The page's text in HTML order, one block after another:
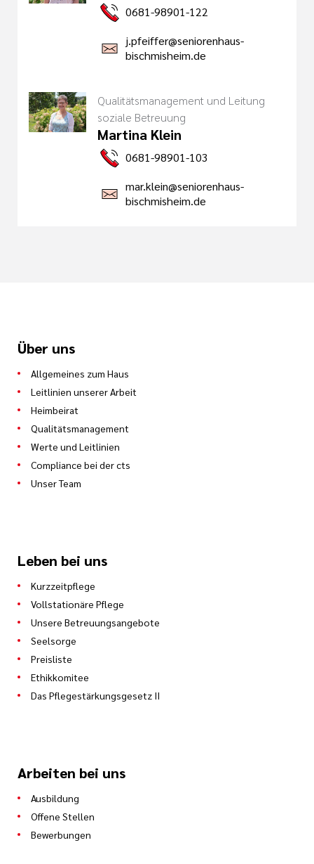
0681-98901-122
j.pfeiffer@seniorenhaus-
bischmisheim.de
Qualitätsmanagement und Leitung
soziale Betreuung
Martina Klein
0681-98901-103
mar.klein@seniorenhaus-
bischmisheim.de
Über uns
Allgemeines zum Haus
Leitlinien unserer Arbeit
Heimbeirat
Qualitätsmanagement
Werte und Leitlinien
Compliance bei der cts
Unser Team
Leben bei uns
Kurzzeitpflege
Vollstationäre Pflege
Unsere Betreuungsangebote
Seelsorge
Preisliste
Ethikkomitee
Das Pflegestärkungsgesetz II
Arbeiten bei uns
Ausbildung
Offene Stellen
Bewerbungen